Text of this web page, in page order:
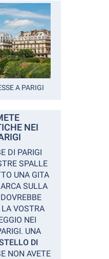
A PARIGI
NEI
DI PARIGI
SPALLE
UNA GITA
SULLA
LA VOSTRA
NEI
UNA
DI
NON AVETE